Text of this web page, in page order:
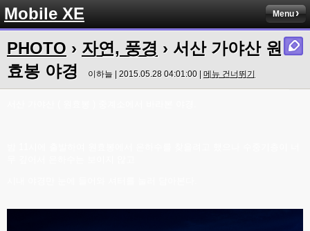
Mobile XE Menu
PHOTO › 자연, 풍경 › 서산 가야산 원
효봉 야경
이하늘 | 2015.05.28 04:01:00 | 메뉴 건너뛰기